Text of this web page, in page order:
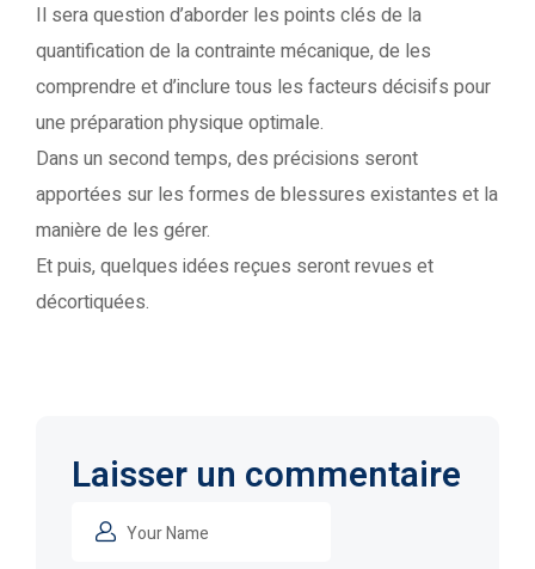
Il sera question d’aborder les points clés de la
quantification de la contrainte mécanique, de les
comprendre et d’inclure tous les facteurs décisifs pour
une préparation physique optimale.
Dans un second temps, des précisions seront
apportées sur les formes de blessures existantes et la
manière de les gérer.
Et puis, quelques idées reçues seront revues et
décortiquées.
Laisser un commentaire